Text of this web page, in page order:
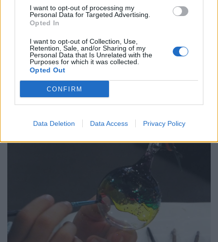
I want to opt-out of processing my
Personal Data for Targeted Advertising.
Opted In
I want to opt-out of Collection, Use,
Retention, Sale, and/or Sharing of my
Personal Data that Is Unrelated with the
Purposes for which it was collected.
Opted Out
CONFIRM
Data Deletion Data Access Privacy Policy
Arturo Brachetti au Pasino de La Grande
Motte
Pour bien commencer la nouvelle année et pour son
Winter Tour, Arturo Brachetti nous fait l'honneur de
jeudi 10 janvier 2019 !